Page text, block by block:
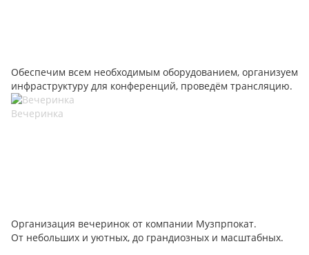
Обеспечим всем необходимым оборудованием, организуем
инфраструктуру для конференций, проведём трансляцию.
Вечеринка
Организация вечеринок от компании Музпрпокат.
От небольших и уютных, до грандиозных и масштабных.